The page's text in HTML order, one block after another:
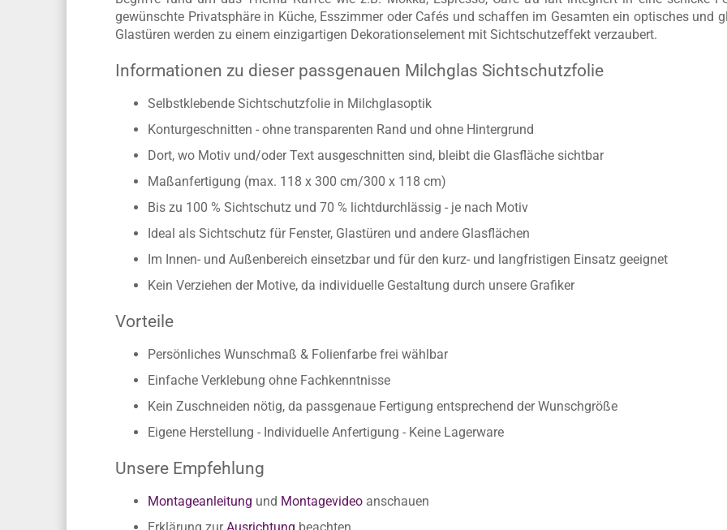
gewünschte Privatsphäre in Küche, Esszimmer oder Cafés und schaffen im Gesamten ein optisches und
Glastüren werden zu einem einzigartigen Dekorationselement mit Sichtschutzeffekt verzaubert.
Informationen zu dieser passgenauen Milchglas Sichtschutzfolie
Selbstklebende Sichtschutzfolie in Milchglasoptik
Konturgeschnitten - ohne transparenten Rand und ohne Hintergrund
Dort, wo Motiv und/oder Text ausgeschnitten sind, bleibt die Glasfläche sichtbar
Maßanfertigung (max. 118 x 300 cm/300 x 118 cm)
Bis zu 100 % Sichtschutz und 70 % lichtdurchlässig - je nach Motiv
Ideal als Sichtschutz für Fenster, Glastüren und andere Glasflächen
Im Innen- und Außenbereich einsetzbar und für den kurz- und langfristigen Einsatz geeignet
Kein Verziehen der Motive, da individuelle Gestaltung durch unsere Grafiker
Vorteile
Persönliches Wunschmaß & Folienfarbe frei wählbar
Einfache Verklebung ohne Fachkenntnisse
Kein Zuschneiden nötig, da passgenaue Fertigung entsprechend der Wunschgröße
Eigene Herstellung - Individuelle Anfertigung - Keine Lagerware
Unsere Empfehlung
Montageanleitung und Montagevideo anschauen